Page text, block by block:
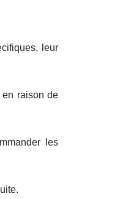
leur
en raison de
les